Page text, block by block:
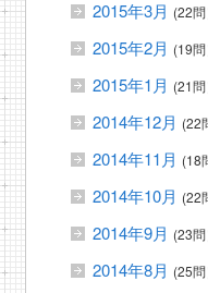
2015年3月 (22問
2015年2月 (19問
2015年1月 (21問
2014年12月 (22
2014年11月 (18
2014年10月 (22
2014年9月 (23問
2014年8月 (25問